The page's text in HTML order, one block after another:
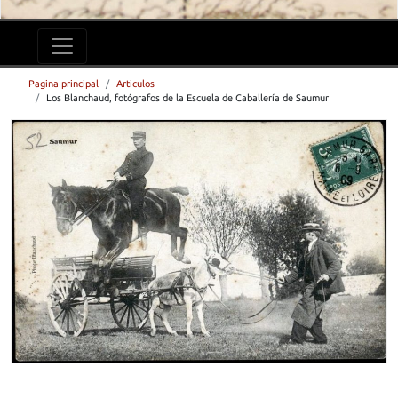
Pagina principal
Articulos
Los Blanchaud, fotógrafos de la Escuela de Caballería de Saumur